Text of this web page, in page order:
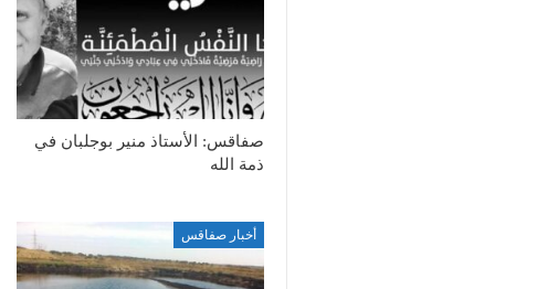
صفاقس: الأستاذ منير بوجلبان في
ذمة الله
أخبار صفاقس